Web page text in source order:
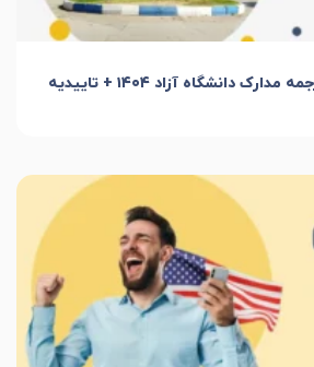
راهنمای گام به گام ترجمه مدارک دانشگاه آزاد ۱۴۰۴ + تاییدیه